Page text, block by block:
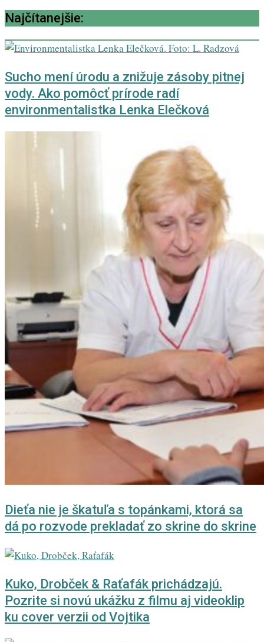
Najčítanejšie:
Sucho mení úrodu a znižuje zásoby pitnej
vody. Ako pomôcť prírode radí
environmentalistka Lenka Elečková
Dieťa nie je škatuľa s topánkami, ktorá sa
dá po rozvode prekladať zo skrine do skrine
Kuko, Drobček & Raťafák prichádzajú.
Pozrite si novú ukážku z filmu aj videoklip
ku cover verzii od Vojtika